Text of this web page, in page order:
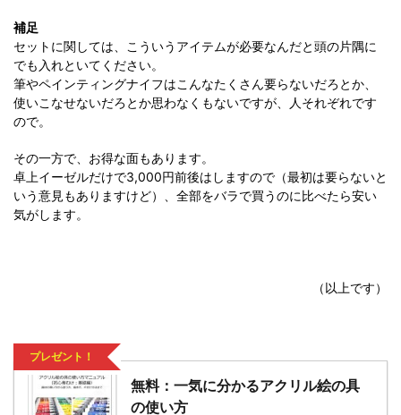
補足
セットに関しては、こういうアイテムが必要なんだと頭の片隅に
でも入れといてください。
筆やペインティングナイフはこんなたくさん要らないだろとか、
使いこなせないだろとか思わなくもないですが、人それぞれです
ので。
その一方で、お得な面もあります。
卓上イーゼルだけで3,000円前後はしますので（最初は要らないと
いう意見もありますけど）、全部をバラで買うのに比べたら安い
気がします。
（以上です）
プレゼント！
無料：一気に分かるアクリル絵の具
の使い方